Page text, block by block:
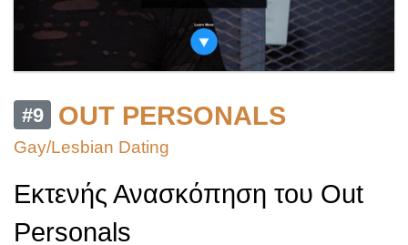
#9 OUT PERSONALS
Gay/Lesbian Dating
Εκτενής Ανασκόπηση του Out
Personals